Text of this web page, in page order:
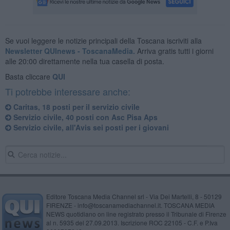
Se vuoi leggere le notizie principali della Toscana iscriviti alla
Newsletter QUInews - ToscanaMedia. Arriva gratis tutti i giorni
alle 20:00 direttamente nella tua casella di posta.
Basta cliccare QUI
Ti potrebbe interessare anche:
Caritas, 18 posti per il servizio civile
Servizio civile, 40 posti con Asc Pisa Aps
Servizio civile, all'Avis sei posti per i giovani
Editore Toscana Media Channel srl - Via Dei Martelli, 8 - 50129
FIRENZE - info@toscanamediachannel.it. TOSCANA MEDIA
NEWS quotidiano on line registrato presso il Tribunale di Firenze
al n. 5935 del 27.09.2013. Iscrizione ROC 22105 - C.F. e P.Iva